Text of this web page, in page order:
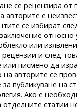
се рецензира
авторите е
се избират
или
и след
писмено да
авторите се
публикуване на
Ако е
статии